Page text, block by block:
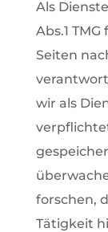
Als
Abs.1
Seiten
wir als
forschen,
Tätigkeit